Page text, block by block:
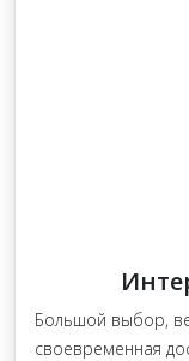
Большой выбор,
своевременная